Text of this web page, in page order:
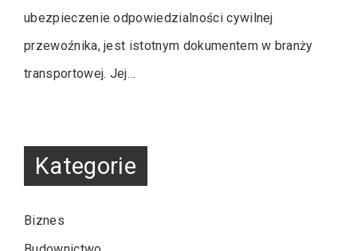
ubezpieczenie odpowiedzialności cywilnej
przewoźnika, jest istotnym dokumentem w branży
transportowej. Jej…
Kategorie
Biznes